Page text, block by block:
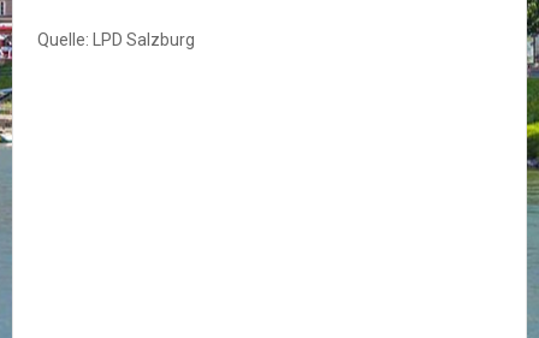
Quelle: LPD Salzburg